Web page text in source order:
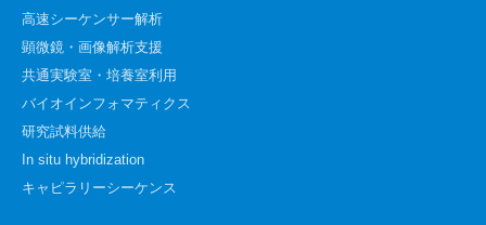
高速シーケンサー解析
顕微鏡・画像解析支援
共通実験室・培養室利用
バイオインフォマティクス
研究試料供給
In situ hybridization
キャピラリーシーケンス